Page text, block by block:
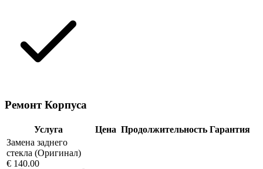
Ремонт Корпуса
Услуга Цена Продолжительность Гарантия
Замена заднего
стекла (Оригинал)
€ 140.00